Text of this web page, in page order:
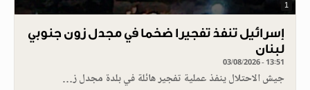
1
إسرائيل تنفذ تفجيرا ضخما في مجدل زون جنوبي
لبنان
03/08/2026 - 13:51
جيش الاحتلال ينفذ عملية تفجير هائلة في بلدة مجدل ز…